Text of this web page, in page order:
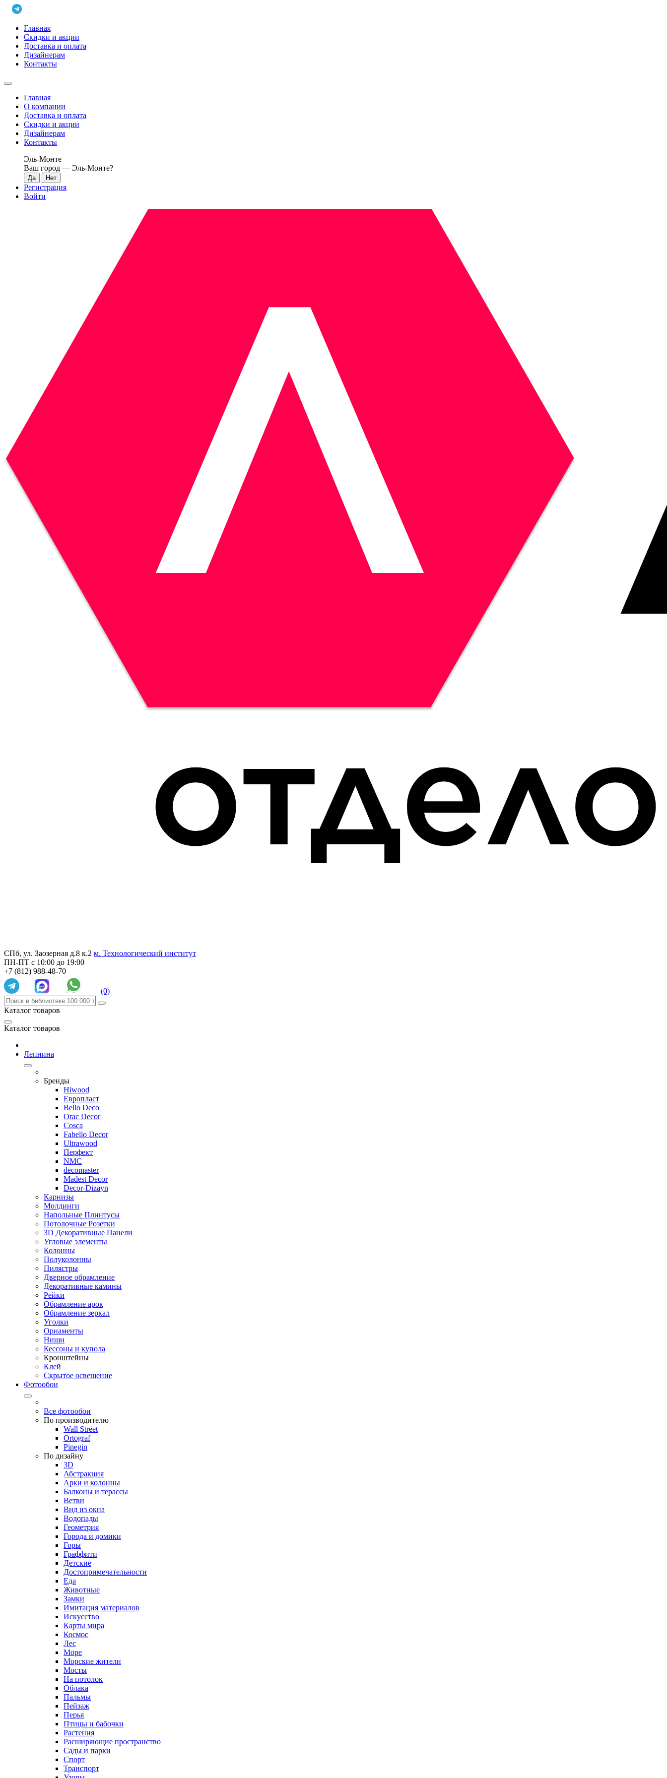
Главная
Скидки и акции
Доставка и оплата
Дизайнерам
Контакты
Главная
О компании
Доставка и оплата
Скидки и акции
Дизайнерам
Контакты
Эль-Монте
Ваш город — Эль-Монте?
Регистрация
Войти
СПб, ул. Заозерная д.8 к.2 м. Технологический институт
ПН-ПТ с 10:00 до 19:00
+7 (812) 988-48-70
(0)
Каталог товаров
Каталог товаров
Лепнина
Бренды
Hiwood
Европласт
Bello Deco
Orac Decor
Cosca
Fabello Decor
Ultrawood
Перфект
NMC
decomaster
Madest Decor
Decor-Dizayn
Карнизы
Молдинги
Напольные Плинтусы
Потолочные Розетки
3D Декоративные Панели
Угловые элементы
Колонны
Полуколонны
Пилястры
Дверное обрамление
Декоративные камины
Рейки
Обрамление арок
Обрамление зеркал
Уголки
Орнаменты
Ниши
Кессоны и купола
Кронштейны
Клей
Скрытое освещение
Фотообои
Все фотообои
По производителю
Wall Street
Ortograf
Pinegin
По дизайну
3D
Абстракция
Арки и колонны
Балконы и терассы
Ветви
Вид из окна
Водопады
Геометрия
Города и домики
Горы
Граффити
Детские
Достопримечательности
Еда
Животные
Замки
Имитация материалов
Искусство
Карты мира
Космос
Лес
Море
Морские жители
Мосты
На потолок
Облака
Пальмы
Пейзаж
Перья
Птицы и бабочки
Растения
Расширяющие пространство
Сады и парки
Спорт
Транспорт